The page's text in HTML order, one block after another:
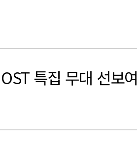
특집 무대 선보여